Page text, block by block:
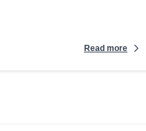
Read more